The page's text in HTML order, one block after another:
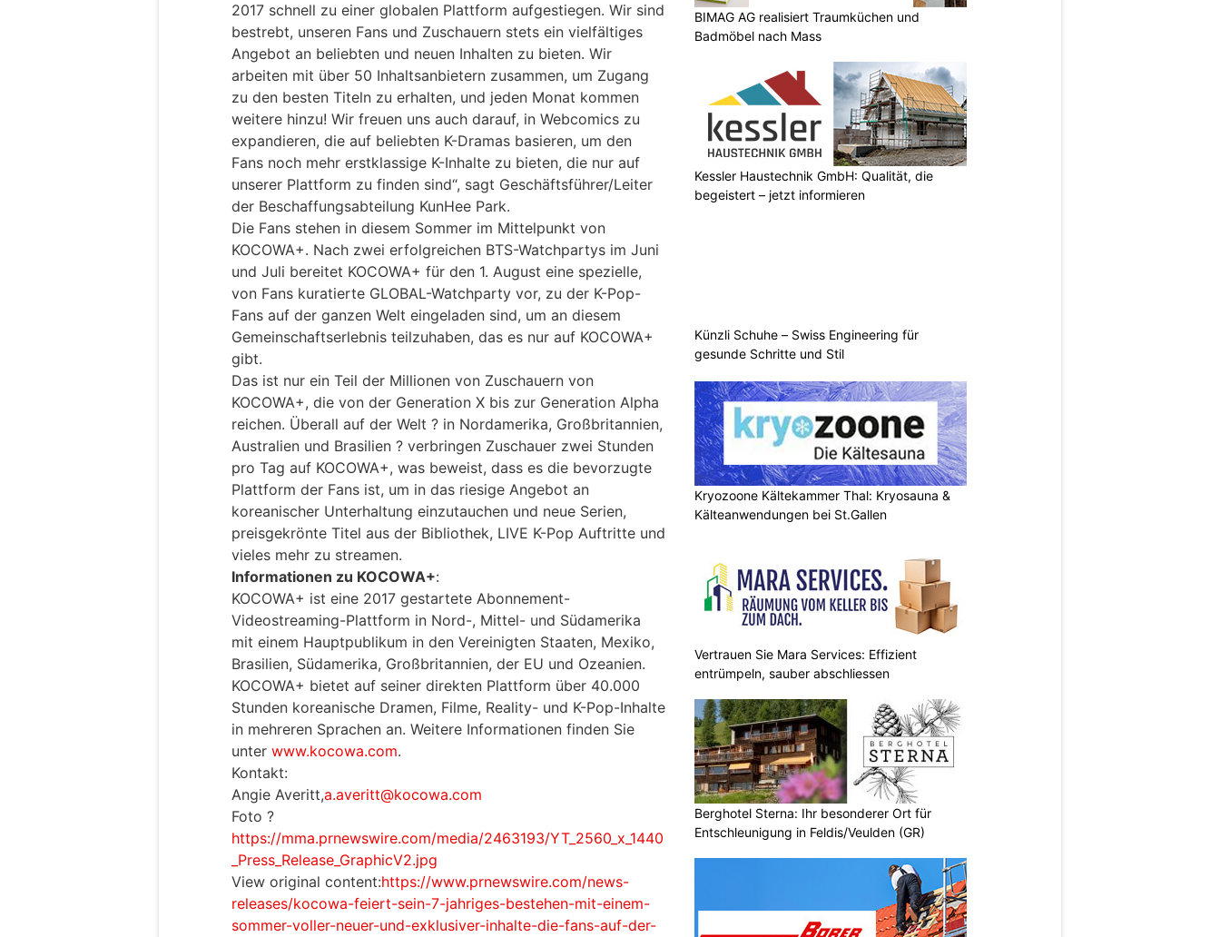
2017 schnell zu einer globalen Plattform aufgestiegen. Wir sind
bestrebt, unseren Fans und Zuschauern stets ein vielfältiges
Angebot an beliebten und neuen Inhalten zu bieten. Wir
arbeiten mit über 50 Inhaltsanbietern zusammen, um Zugang
zu den besten Titeln zu erhalten, und jeden Monat kommen
weitere hinzu! Wir freuen uns auch darauf, in Webcomics zu
expandieren, die auf beliebten K-Dramas basieren, um den
Fans noch mehr erstklassige K-Inhalte zu bieten, die nur auf
unserer Plattform zu finden sind“, sagt Geschäftsführer/Leiter
der Beschaffungsabteilung KunHee Park.
Die Fans stehen in diesem Sommer im Mittelpunkt von
KOCOWA+. Nach zwei erfolgreichen BTS-Watchpartys im Juni
und Juli bereitet KOCOWA+ für den 1. August eine spezielle,
von Fans kuratierte GLOBAL-Watchparty vor, zu der K-Pop-
Fans auf der ganzen Welt eingeladen sind, um an diesem
Gemeinschaftserlebnis teilzuhaben, das es nur auf KOCOWA+
gibt.
Das ist nur ein Teil der Millionen von Zuschauern von
KOCOWA+, die von der Generation X bis zur Generation Alpha
reichen. Überall auf der Welt ? in Nordamerika, Großbritannien,
Australien und Brasilien ? verbringen Zuschauer zwei Stunden
pro Tag auf KOCOWA+, was beweist, dass es die bevorzugte
Plattform der Fans ist, um in das riesige Angebot an
koreanischer Unterhaltung einzutauchen und neue Serien,
preisgekrönte Titel aus der Bibliothek, LIVE K-Pop Auftritte und
vieles mehr zu streamen.
Informationen zu KOCOWA+:
KOCOWA+ ist eine 2017 gestartete Abonnement-
Videostreaming-Plattform in Nord-, Mittel- und Südamerika
mit einem Hauptpublikum in den Vereinigten Staaten, Mexiko,
Brasilien, Südamerika, Großbritannien, der EU und Ozeanien.
KOCOWA+ bietet auf seiner direkten Plattform über 40.000
Stunden koreanische Dramen, Filme, Reality- und K-Pop-Inhalte
in mehreren Sprachen an. Weitere Informationen finden Sie
unter www.kocowa.com.
Kontakt:
Angie Averitt,a.averitt@kocowa.com
Foto ?
https://mma.prnewswire.com/media/2463193/YT_2560_x_1440
_Press_Release_GraphicV2.jpg
View original content:https://www.prnewswire.com/news-
releases/kocowa-feiert-sein-7-jahriges-bestehen-mit-einem-
sommer-voller-neuer-und-exklusiver-inhalte-die-fans-auf-der-
BIMAG AG realisiert Traumküchen und
Badmöbel nach Mass
Kessler Haustechnik GmbH: Qualität, die
begeistert – jetzt informieren
Künzli Schuhe – Swiss Engineering für
gesunde Schritte und Stil
Kryozoone Kältekammer Thal: Kryosauna &
Kälteanwendungen bei St.Gallen
Vertrauen Sie Mara Services: Effizient
entrümpeln, sauber abschliessen
Berghotel Sterna: Ihr besonderer Ort für
Entschleunigung in Feldis/Veulden (GR)